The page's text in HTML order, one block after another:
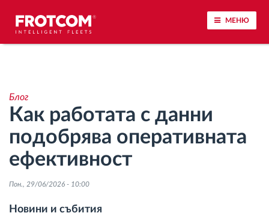
МЕНЮ
Анализ на стила на шофиране
Наблюдение на времената за шофиране
Управление на работната сила
Блог
Как работата с данни
подобрява оперативната
ефективност
Пон., 29/06/2026 - 10:00
Новини и събития